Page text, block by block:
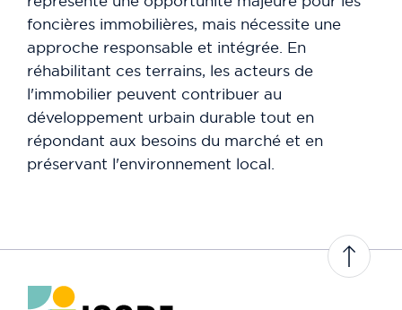
foncières immobilières, mais nécessite une
approche responsable et intégrée. En
réhabilitant ces terrains, les acteurs de
l'immobilier peuvent contribuer au
développement urbain durable tout en
répondant aux besoins du marché et en
préservant l'environnement local.